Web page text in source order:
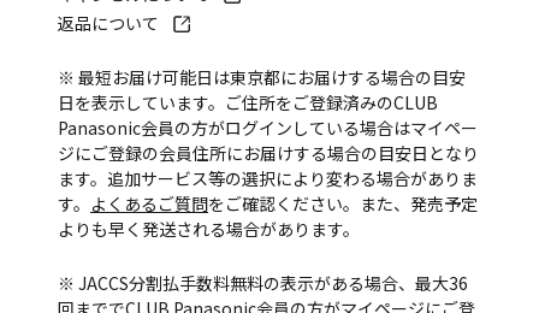
返品について
※ 最短お届け可能日は東京都にお届けする場合の目安
日を表示しています。ご住所をご登録済みのCLUB
Panasonic会員の方がログインしている場合はマイペー
ジにご登録の会員住所にお届けする場合の目安日となり
ます。追加サービス等の選択により変わる場合がありま
す。 よくあるご質問をご確認ください。また、発売予定
よりも早く発送される場合があります。
※ JACCS分割払手数料無料の表示がある場合、最大36
回まででCLUB Panasonic会員の方がマイページにご登